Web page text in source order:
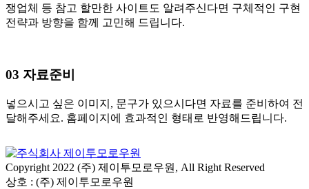
쟁업체 등 참고 할만한 사이트도 알려주신다면 구체적인 구현
전략과 방향을 함께 고민해 드립니다.
03 자료준비
넣으시고 싶은 이미지, 문구가 있으시다면 자료를 준비하여 전
달해주세요. 홈페이지에 효과적인 형태로 반영해드립니다.
Copyright 2022 (주) 제이투모로우원, All Right Reserved
상호 : (주) 제이투모로우원